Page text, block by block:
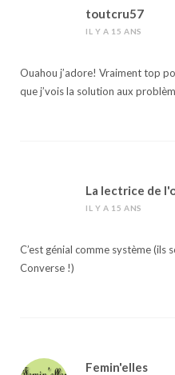
toutcru57
IL Y A 15 ANS
Ouahou j’adore! Vraiment top
que j’vois la solution aux
La lectrice de
IL Y A 15 ANS
C’est génial comme système (ils
Converse !)
Femin'elles